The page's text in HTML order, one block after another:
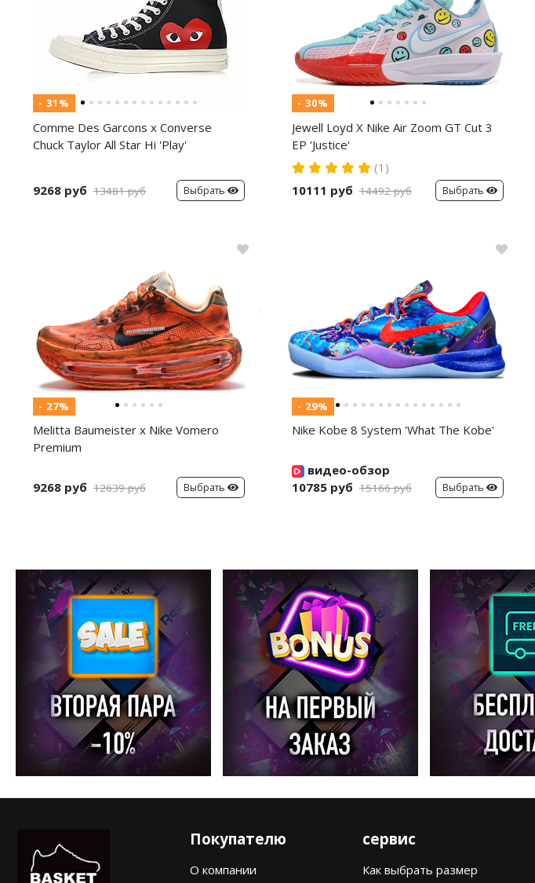
- 31%
Comme Des Garcons x Converse
Chuck Taylor All Star Hi 'Play'
9268 руб 13481 руб Выбрать
- 30%
Jewell Loyd X Nike Air Zoom GT Cut 3
EP 'Justice'
(1)
10111 руб 14492 руб Выбрать
- 27%
Melitta Baumeister x Nike Vomero
Premium
9268 руб 12639 руб Выбрать
- 29%
Nike Kobe 8 System 'What The Kobe'
видео-обзор
10785 руб 15166 руб Выбрать
Покупателю
О компании
сервис
Как выбрать размер